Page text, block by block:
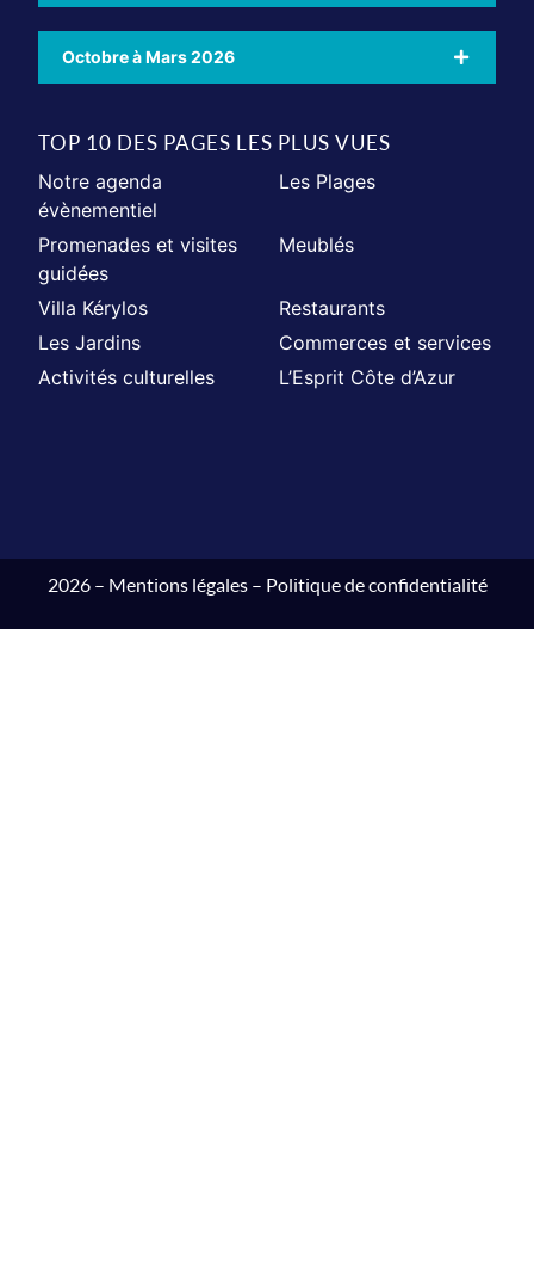
Octobre à Mars 2026
TOP 10 DES PAGES LES PLUS VUES
Notre agenda
évènementiel
Les Plages
Promenades et visites
guidées
Meublés
Villa Kérylos
Restaurants
Les Jardins
Commerces et services
Activités culturelles
L’Esprit Côte d’Azur
2026 – Mentions légales– Politique de confidentialité